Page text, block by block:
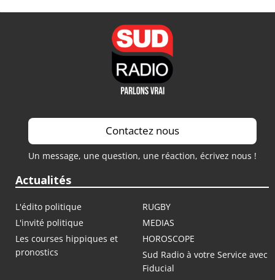
Contactez nous
Un message, une question, une réaction, écrivez nous !
Actualités
L'édito politique
RUGBY
L'invité politique
MEDIAS
Les courses hippiques et
pronostics
HOROSCOPE
Sud Radio à votre Service avec
Fiducial